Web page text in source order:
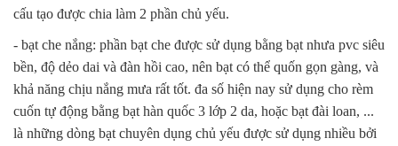
cấu tạo được chia làm 2 phần chủ yếu.
- bạt che nắng: phần bạt che được sử dụng bằng bạt nhưa pvc siêu
bền, độ dẻo dai và đàn hồi cao, nên bạt có thể quốn gọn gàng, và
khả năng chịu nắng mưa rất tốt. đa số hiện nay sử dụng cho rèm
cuốn tự động bằng bạt hàn quốc 3 lớp 2 da, hoặc bạt đài loan, ...
là những dòng bạt chuyên dụng chủ yếu được sử dụng nhiều bởi